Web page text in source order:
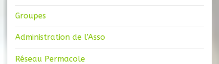
Groupes
Administration de l’Asso
Réseau Permacole